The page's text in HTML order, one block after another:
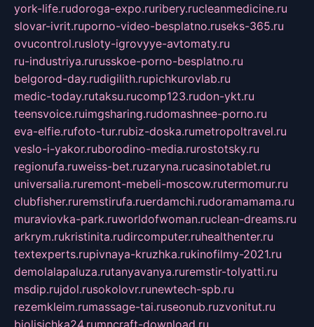
york-life.rudoroga-expo.ruribery.rucleanmedicine.ru
slovar-ivrit.ruporno-video-besplatno.ruseks-365.ru
ovucontrol.rusloty-igrovyye-avtomaty.ru
ru-industriya.rurusskoe-porno-besplatno.ru
belgorod-day.rudigilith.rupichkurovlab.ru
medic-today.rutaksu.rucomp123.rudon-ykt.ru
teensvoice.ruimgsharing.rudomashnee-porno.ru
eva-elfie.rufoto-tur.rubiz-doska.rumetropoltravel.ru
veslo-i-yakor.ruborodino-media.rurostotsky.ru
regionufa.ruweiss-bet.ruzaryna.rucasinotablet.ru
universalia.ruremont-mebeli-moscow.rutermomur.ru
clubfisher.ruremstirufa.ruerdamchi.rudoramamama.ru
muraviovka-park.ruworldofwoman.ruclean-dreams.ru
arkrym.rukristinita.rudircomputer.ruhealthenter.ru
textexperts.rupivnaya-kruzhka.rukinofilmy-2021.ru
demolalapaluza.rutanyavanya.ruremstir-tolyatti.ru
msdip.rujdol.rusokolovr.runewtech-spb.ru
rezemkleim.rumassage-tai.ruseonub.ruzvonitut.ru
biolisichka24.rumncraft-download.ru